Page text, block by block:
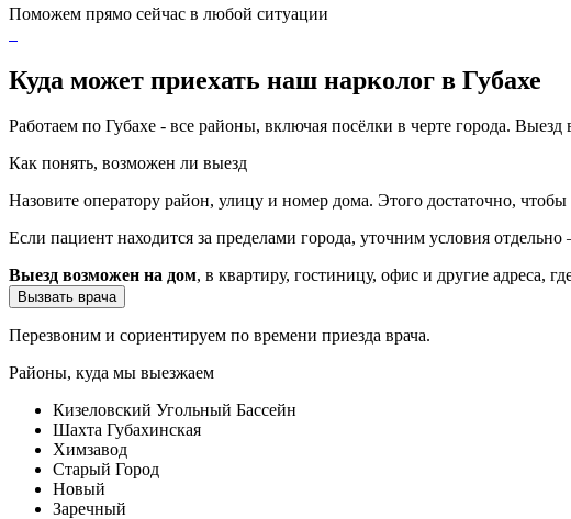
Поможем прямо сейчас в любой ситуации
Куда может приехать наш нарколог в Губахе
Работаем по Губахе - все районы, включая посёлки в черте города.
Как понять, возможен ли выезд
Назовите оператору район, улицу и номер дома. Этого достаточно,
Если пациент находится за пределами города, уточним условия
Выезд возможен на дом, в квартиру, гостиницу, офис и другие адреса,
Вызвать врача
Перезвоним и сориентируем по времени приезда врача.
Районы, куда мы выезжаем
Кизеловский Угольный Бассейн
Шахта Губахинская
Химзавод
Старый Город
Новый
Заречный